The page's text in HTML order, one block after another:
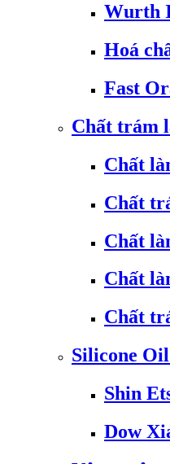
Wurth
Hoá
Fast
Chất trám
Chất
Chất
Chất
Chất
Chất
Silicone
Shin
Dow